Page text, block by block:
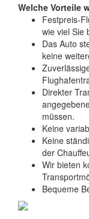
Welche Vorteile
Festpreis-
wie viel Sie
Das Auto
keine
Direkter
müssen.
Keine
Keine
der
Wir bieten
Bequeme